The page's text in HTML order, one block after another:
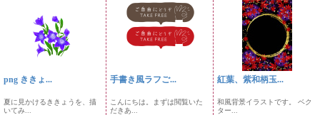
png ききょ...
夏に見かけるききょうを、描
いてみ...
手書き風ラフご...
こんにちは。まずは閲覧いた
だきあ...
紅葉、紫和柄玉...
和風背景イラストです。 ベク
ター...